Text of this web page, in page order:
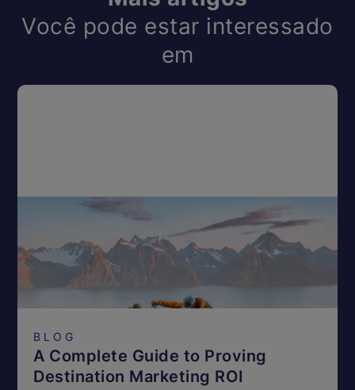
Você pode estar interessado
em
BLOG
A Complete Guide to Proving
Destination Marketing ROI